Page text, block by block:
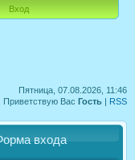
Пятница, 07.08.2026, 11:46
Приветствую Вас Гость | RSS
Вход
входа